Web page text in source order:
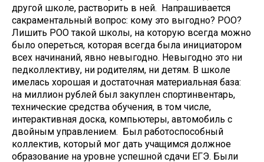
другой школе, растворить в ней. Напрашивается
сакраментальный вопрос: кому это выгодно? РОО?
Лишить РОО такой школы, на которую всегда можно
было опереться, которая всегда была инициатором
всех начинаний, явно невыгодно. Невыгодно это ни
педколлективу, ни родителям, ни детям. В школе
имелась хорошая и достаточная материальная база:
на миллион рублей был закуплен спортинвентарь,
технические средства обучения, в том числе,
интерактивная доска, компьютеры, автомобиль с
двойным управлением. Был работоспособный
коллектив, который мог дать учащимся должное
образование на уровне успешной сдачи ЕГЭ. Были